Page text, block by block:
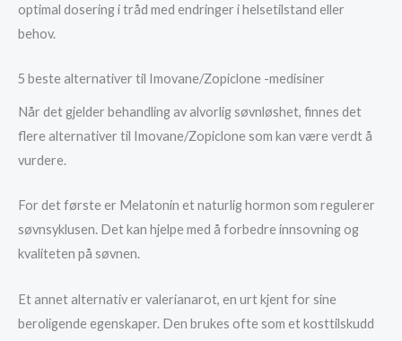
optimal dosering i tråd med endringer i helsetilstand eller
behov.
5 beste alternativer til Imovane/Zopiclone -medisiner
Når det gjelder behandling av alvorlig søvnløshet, finnes det
flere alternativer til Imovane/Zopiclone som kan være verdt å
vurdere.
For det første er Melatonin et naturlig hormon som regulerer
søvnsyklusen. Det kan hjelpe med å forbedre innsovning og
kvaliteten på søvnen.
Et annet alternativ er valerianarot, en urt kjent for sine
beroligende egenskaper. Den brukes ofte som et kosttilskudd